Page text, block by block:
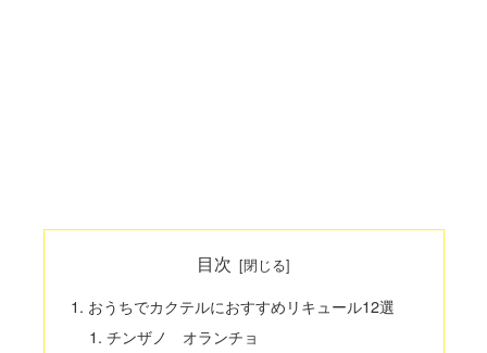
目次
おうちでカクテルにおすすめリキュール12選
チンザノ オランチョ